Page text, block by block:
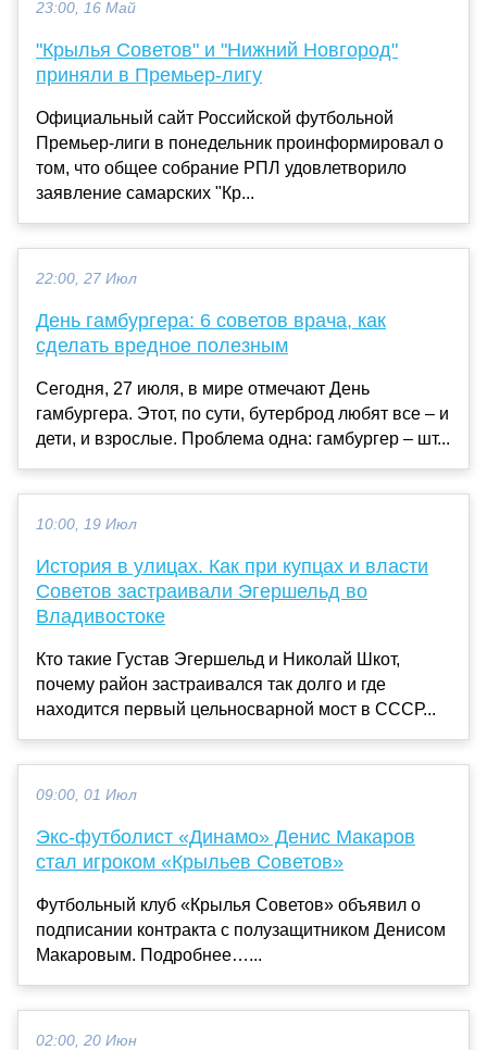
23:00, 16 Май
"Крылья Советов" и "Нижний Новгород"
приняли в Премьер-лигу
Официальный сайт Российской футбольной
Премьер-лиги в понедельник проинформировал о
том, что общее собрание РПЛ удовлетворило
заявление самарских "Кр...
22:00, 27 Июл
День гамбургера: 6 советов врача, как
сделать вредное полезным
Сегодня, 27 июля, в мире отмечают День
гамбургера. Этот, по сути, бутерброд любят все – и
дети, и взрослые. Проблема одна: гамбургер – шт...
10:00, 19 Июл
История в улицах. Как при купцах и власти
Советов застраивали Эгершельд во
Владивостоке
Кто такие Густав Эгершельд и Николай Шкот,
почему район застраивался так долго и где
находится первый цельносварной мост в СССР...
09:00, 01 Июл
Экс‑футболист «Динамо» Денис Макаров
стал игроком «Крыльев Советов»
Футбольный клуб «Крылья Советов» объявил о
подписании контракта с полузащитником Денисом
Макаровым. Подробнее…...
02:00, 20 Июн